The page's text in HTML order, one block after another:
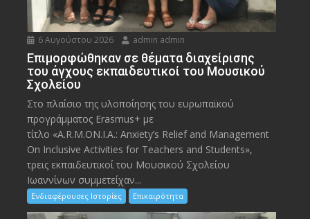
6 Αυγούστου 2026 admin admin
Eπιμορφώθηκαν σε θέματα διαχείρισης
του άγχους εκπαιδευτικοί του Μουσικού
Σχολείου
Στο πλαίσιο της υλοποίησης του ευρωπαϊκού
προγράμματος Erasmus+ με
τίτλο «A.R.M.ON.I.A.: Anxiety’s Relief and Management
On Inclusive Activities for Teachers and Students»,
τρεις εκπαιδευτικοί του Μουσικού Σχολείου
Ιωαννίνων συμμετείχαν...
Ενδιαφέρουσες Ιστορίες Επικαιρότητα